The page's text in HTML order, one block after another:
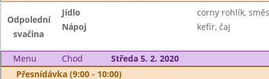
Odpolední
svačina
Jídlo
corny rohlík,
Nápoj
kefír, čaj
Menu Chod
Středa 5. 2. 2020
Přesnídávka (9:00 - 10:00)